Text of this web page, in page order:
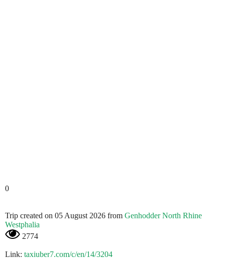
0
Trip created on 05 August 2026 from Genhodder North Rhine
Westphalia
2774
Link: taxiuber7.com/c/en/14/3204